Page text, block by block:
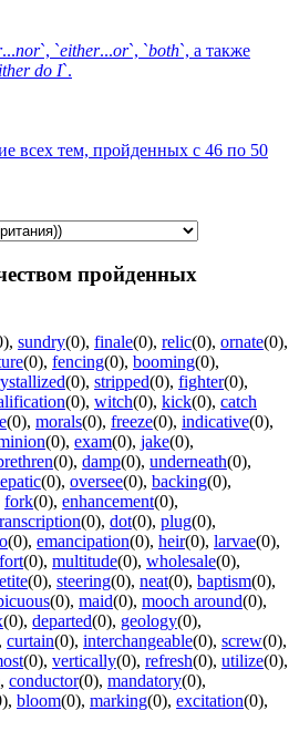
...nor`, `either...or`, `both`, а также
do I`.
всех тем, пройденных с 46 по 50
пройденных
, sundry(0), finale(0), relic(0), ornate(0),
(0), fencing(0), booming(0),
(0), stripped(0), fighter(0),
(0), witch(0), kick(0), catch
(0), morals(0), freeze(0), indicative(0),
(0), exam(0), jake(0),
(0), damp(0), underneath(0),
(0), oversee(0), backing(0),
fork(0), enhancement(0),
(0), dot(0), plug(0),
(0), emancipation(0), heir(0), larvae(0),
(0), multitude(0), wholesale(0),
(0), steering(0), neat(0), baptism(0),
(0), maid(0), mooch around(0),
(0), departed(0), geology(0),
, curtain(0), interchangeable(0), screw(0),
(0), vertically(0), refresh(0), utilize(0),
, conductor(0), mandatory(0),
, bloom(0), marking(0), excitation(0),